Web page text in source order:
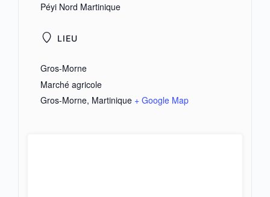
LIEU
Gros-Morne
Marché agricole
Gros-Morne, Martinique + Google Map
Péyi Nord Martinique